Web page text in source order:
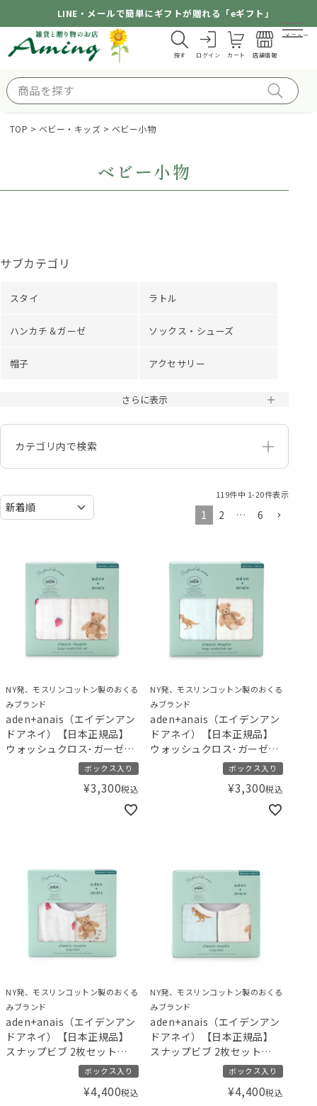
LINE・メールで簡単にギフトが贈れる「eギフト」
探す ログイン カート 店舗情報
メニュー
TOP ベビー・キッズ ベビー小物
ベビー小物
サブカテゴリ
スタイ ラトル
ハンカチ＆ガーゼ ソックス・シューズ
帽子 アクセサリー
さらに表示
カテゴリ内で検索
119件中 1-20件表示
1 2 … 6
NY発、モスリンコットン製のおくる
みブランド
aden+anais（エイデンアン
ドアネイ）【日本正規品】
ウォッシュクロス･ガーゼハ
ンカチ 2枚セット gelato
pique ジェラートピケ スト
ボックス入り
¥3,300税込
NY発、モスリンコットン製のおくる
みブランド
aden+anais（エイデンアン
ドアネイ）【日本正規品】
ウォッシュクロス･ガーゼハ
ンカチ 2枚セット gelato
pique ジェラートピケ ダイ
ボックス入り
¥3,300税込
NY発、モスリンコットン製のおくる
みブランド
aden+anais（エイデンアン
ドアネイ）【日本正規品】
スナップビブ 2枚セット
gelato pique ジェラートピ
ケ ストロベリー･ベア
ボックス入り
¥4,400税込
NY発、モスリンコットン製のおくる
みブランド
aden+anais（エイデンアン
ドアネイ）【日本正規品】
スナップビブ 2枚セット
gelato pique ジェラートピ
ケ ダイナソー･ベア
ボックス入り
¥4,400税込